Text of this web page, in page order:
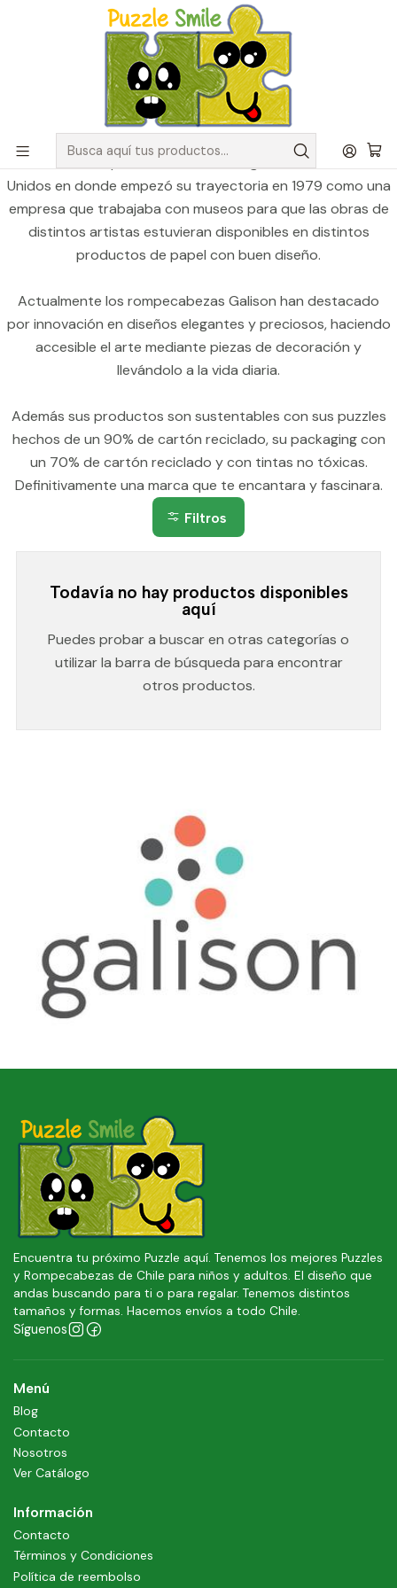
Envíos GRATIS para pedidos sobre $50.000 en Regiones de la
Catálogo de Puzzles y Rompecabezas
Marcas
Puzzles Galison
La marca de puzzles Galison es originaria de Estados
Unidos en donde empezó su trayectoria en 1979 como una
empresa que trabajaba con museos para que las obras de
distintos artistas estuvieran disponibles en distintos
productos de papel con buen diseño.
Actualmente los rompecabezas Galison han destacado
por innovación en diseños elegantes y preciosos, haciendo
accesible el arte mediante piezas de decoración y
llevándolo a la vida diaria.
Además sus productos son sustentables con sus puzzles
hechos de un 90% de cartón reciclado, su packaging con
un 70% de cartón reciclado y con tintas no tóxicas.
Definitivamente una marca que te encantara y fascinara.
Filtros
Todavía no hay productos disponibles
aquí
Puedes probar a buscar en otras categorías o
utilizar la barra de búsqueda para encontrar
otros productos.
Encuentra tu próximo Puzzle aquí. Tenemos los mejores Puzzles
y Rompecabezas de Chile para niños y adultos. El diseño que
andas buscando para ti o para regalar. Tenemos distintos
tamaños y formas. Hacemos envíos a todo Chile.
Síguenos
Menú
Blog
Contacto
Nosotros
Ver Catálogo
Información
Contacto
Términos y Condiciones
Política de reembolso